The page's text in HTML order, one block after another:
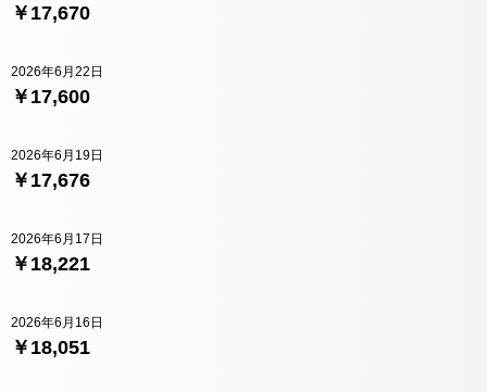
￥17,670
￥17,600
2026年6月22日
￥17,676
2026年6月19日
￥18,221
2026年6月17日
￥18,051
2026年6月16日